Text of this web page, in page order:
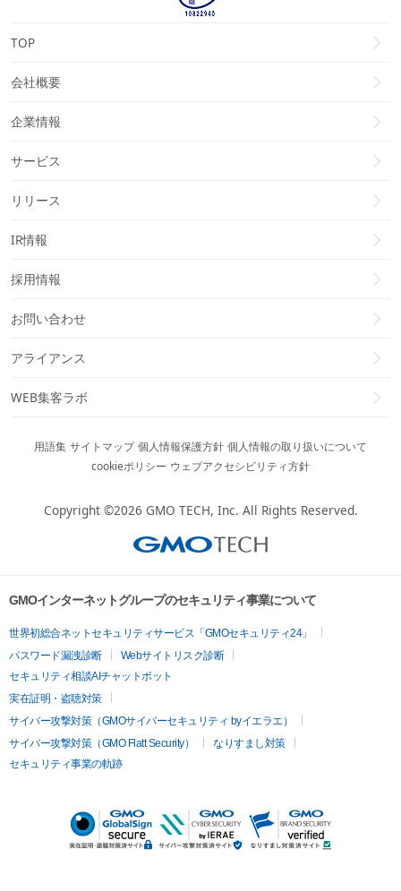
TOP
会社概要
企業情報
サービス
リリース
IR情報
採用情報
お問い合わせ
アライアンス
WEB集客ラボ
用語集 サイトマップ 個人情報保護方針 個人情報の取り扱いについて
cookieポリシー ウェブアクセシビリティ方針
Copyright ©2026 GMO TECH, Inc. All Rights Reserved.
GMOインターネットグループのセキュリティ事業について
世界初総合ネットセキュリティサービス「GMOセキュリティ24」
パスワード漏洩診断
Webサイトリスク診断
セキュリティ相談AIチャットボット
実在証明・盗聴対策
サイバー攻撃対策（GMOサイバーセキュリティ byイエラエ）
サイバー攻撃対策（GMO Flatt Security）
なりすまし対策
セキュリティ事業の軌跡